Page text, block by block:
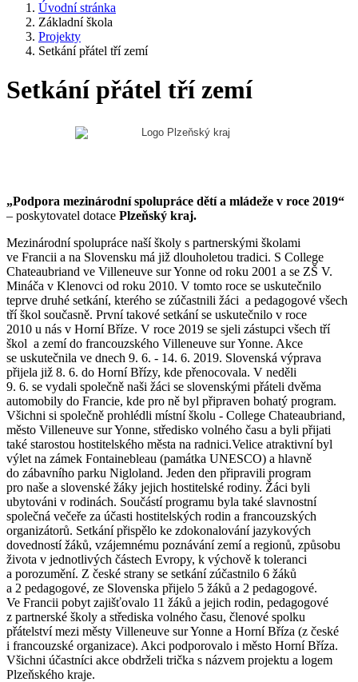
Úvodní stránka
Základní škola
Projekty
Setkání přátel tří zemí
Setkání přátel tří zemí
„Podpora mezinárodní spolupráce dětí a mládeže v roce 2019“
– poskytovatel dotace Plzeňský kraj.
Mezinárodní spolupráce naší školy s partnerskými školami
ve Francii a na Slovensku má již dlouholetou tradici. S College
Chateaubriand ve Villeneuve sur Yonne od roku 2001 a se ZŠ V.
Mináča v Klenovci od roku 2010. V tomto roce se uskutečnilo
teprve druhé setkání, kterého se zúčastnili žáci a pedagogové všech
tří škol současně. První takové setkání se uskutečnilo v roce
2010 u nás v Horní Bříze. V roce 2019 se sjeli zástupci všech tří
škol a zemí do francouzského Villeneuve sur Yonne. Akce
se uskutečnila ve dnech 9. 6. - 14. 6. 2019. Slovenská výprava
přijela již 8. 6. do Horní Břízy, kde přenocovala. V neděli
9. 6. se vydali společně naši žáci se slovenskými přáteli dvěma
automobily do Francie, kde pro ně byl připraven bohatý program.
Všichni si společně prohlédli místní školu - College Chateaubriand,
město Villeneuve sur Yonne, středisko volného času a byli přijati
také starostou hostitelského města na radnici.Velice atraktivní byl
výlet na zámek Fontainebleau (památka UNESCO) a hlavně
do zábavního parku Nigloland. Jeden den připravili program
pro naše a slovenské žáky jejich hostitelské rodiny. Žáci byli
ubytováni v rodinách. Součástí programu byla také slavnostní
společná večeře za účasti hostitelských rodin a francouzských
organizátorů. Setkání přispělo ke zdokonalování jazykových
dovedností žáků, vzájemnému poznávání zemí a regionů, způsobu
života v jednotlivých částech Evropy, k výchově k toleranci
a porozumění. Z české strany se setkání zúčastnilo 6 žáků
a 2 pedagogové, ze Slovenska přijelo 5 žáků a 2 pedagogové.
Ve Francii pobyt zajišťovalo 11 žáků a jejich rodin, pedagogové
z partnerské školy a střediska volného času, členové spolku
přátelství mezi městy Villeneuve sur Yonne a Horní Bříza (z české
i francouzské organizace). Akci podporovalo i město Horní Bříza.
Všichni účastníci akce obdrželi trička s názvem projektu a logem
Plzeňského kraje.